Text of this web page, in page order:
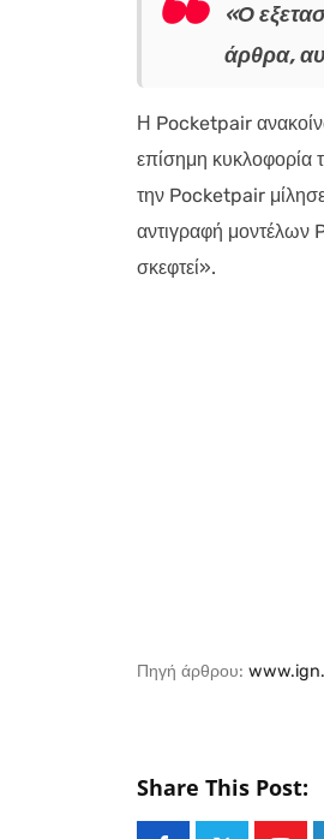
«Ο
άρθρα,
Η Pocketpair
επίσημη κυκλοφορία
την Pocketpair
αντιγραφή μοντέλων
σκεφτεί».
Πηγή άρθρου:
Share This Post: